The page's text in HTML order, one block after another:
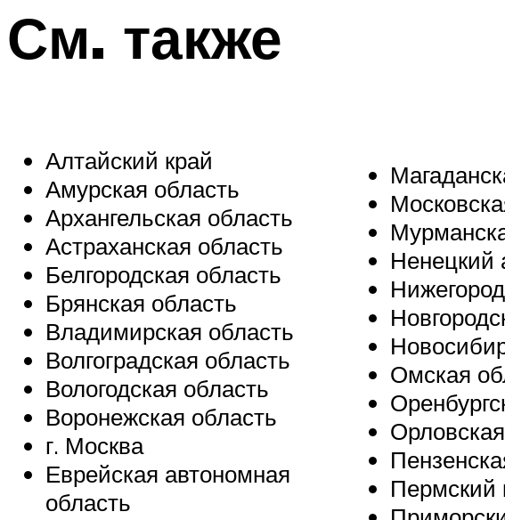
См. также
Алтайский край
Амурская область
Архангельская область
Астраханская область
Белгородская область
Брянская область
Владимирская область
Волгоградская область
Вологодская область
Воронежская область
г. Москва
Еврейская автономная
область
Ненецкий
Омская
Пермский